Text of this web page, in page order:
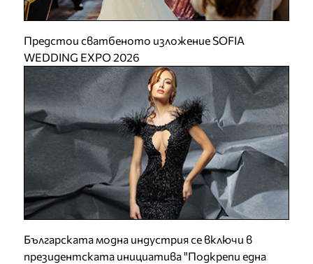
Предстои сватбеното изложение SOFIA
WEDDING EXPO 2026
Българската модна индустрия се включи в
президентската инициатива "Подкрепи една